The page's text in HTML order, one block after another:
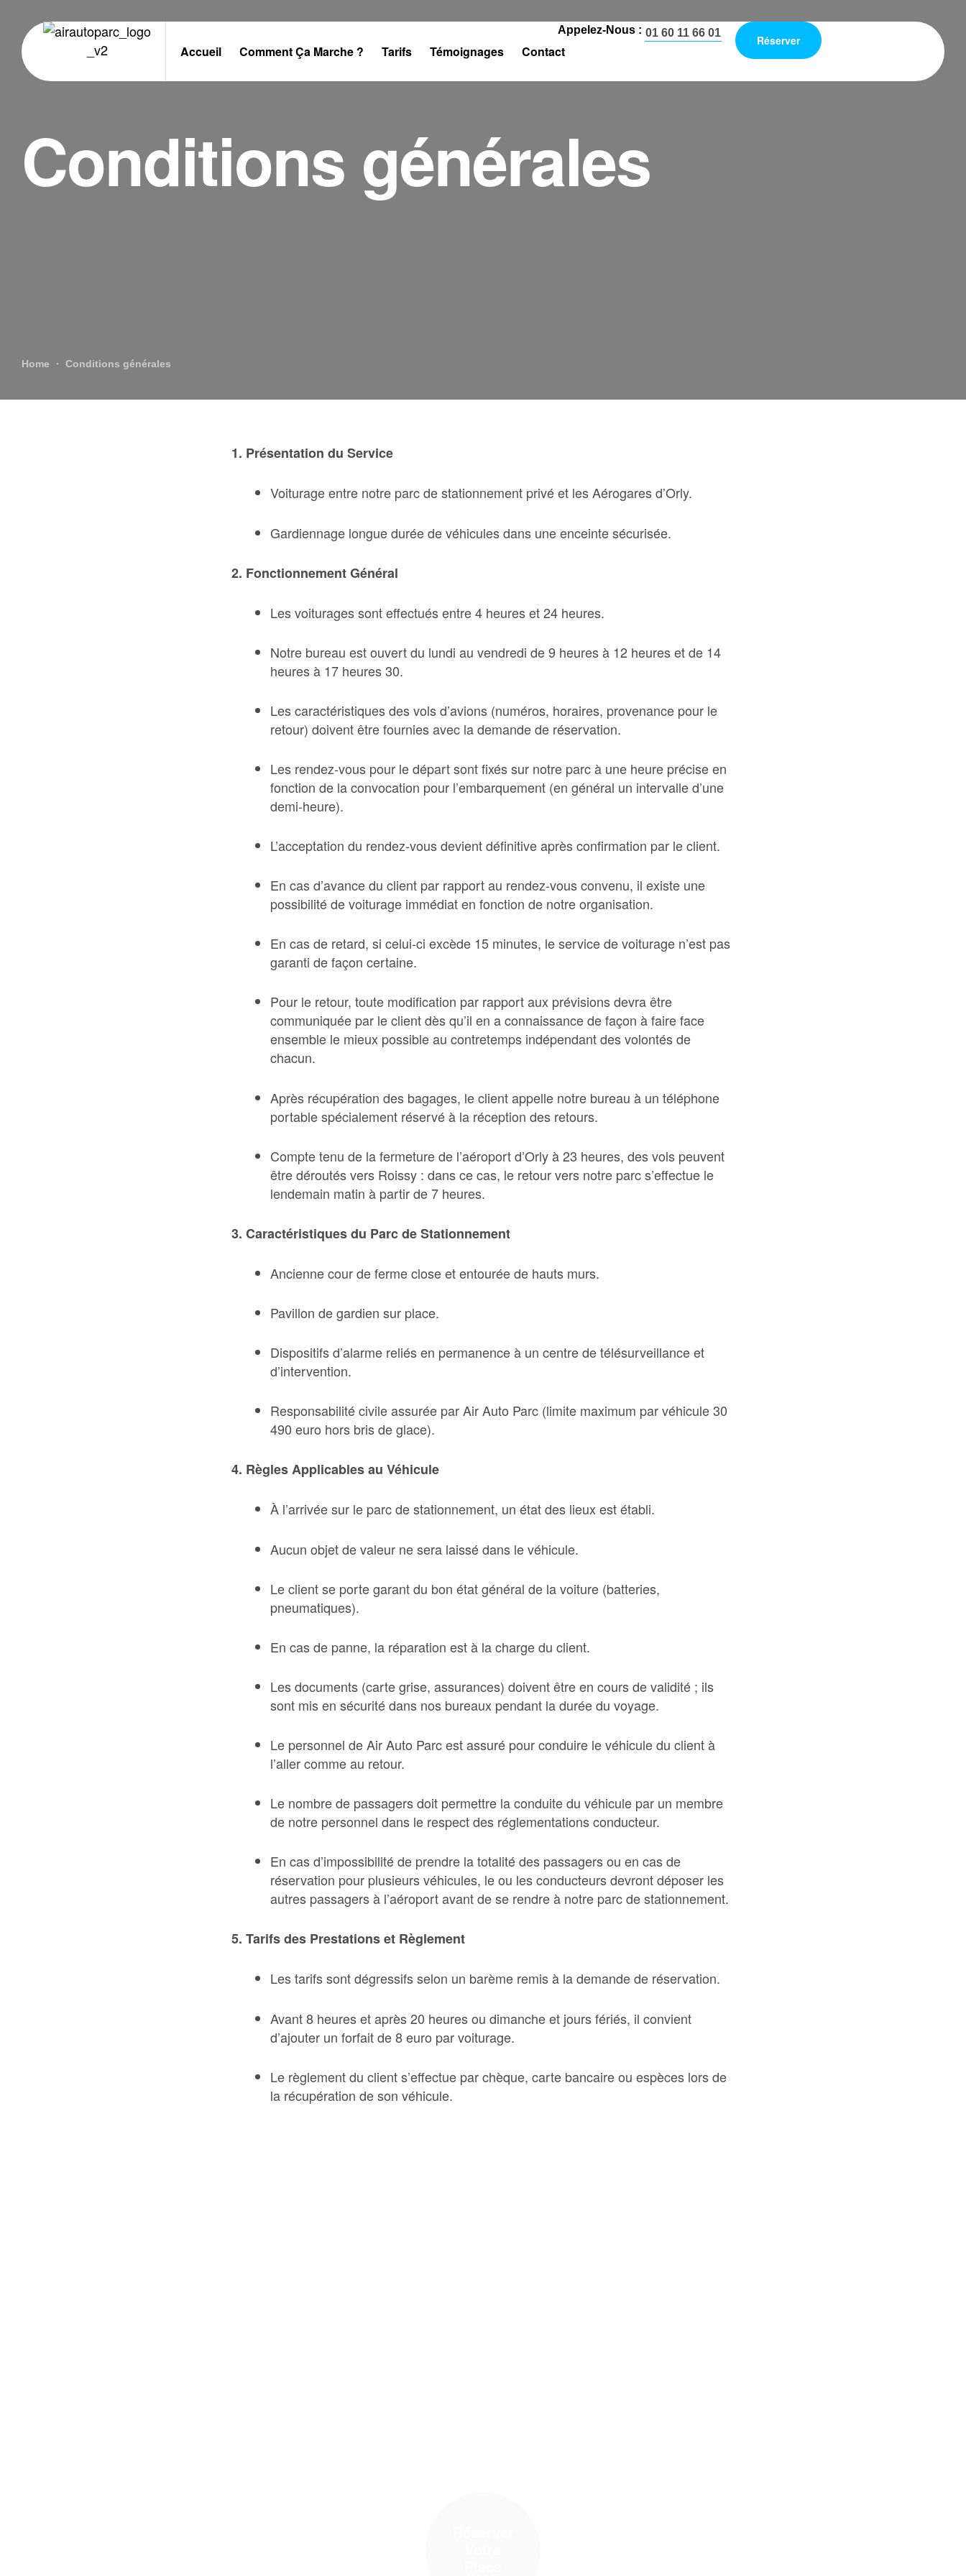
Accueil Comment Ça Marche ? Tarifs Témoignages Contact
Appelez-Nous : 01 60 11 66 01
Réserver
Conditions générales
Home Conditions générales
1. Présentation du Service
Voiturage entre notre parc de stationnement privé et les Aérogares d’Orly.
Gardiennage longue durée de véhicules dans une enceinte sécurisée.
2. Fonctionnement Général
Les voiturages sont effectués entre 4 heures et 24 heures.
Notre bureau est ouvert du lundi au vendredi de 9 heures à 12 heures et de 14
heures à 17 heures 30.
Les caractéristiques des vols d’avions (numéros, horaires, provenance pour le
retour) doivent être fournies avec la demande de réservation.
Les rendez-vous pour le départ sont fixés sur notre parc à une heure précise en
fonction de la convocation pour l’embarquement (en général un intervalle d’une
demi-heure).
L’acceptation du rendez-vous devient définitive après confirmation par le client.
En cas d’avance du client par rapport au rendez-vous convenu, il existe une
possibilité de voiturage immédiat en fonction de notre organisation.
En cas de retard, si celui-ci excède 15 minutes, le service de voiturage n’est pas
garanti de façon certaine.
Pour le retour, toute modification par rapport aux prévisions devra être
communiquée par le client dès qu’il en a connaissance de façon à faire face
ensemble le mieux possible au contretemps indépendant des volontés de
chacun.
Après récupération des bagages, le client appelle notre bureau à un téléphone
portable spécialement réservé à la réception des retours.
Compte tenu de la fermeture de l’aéroport d’Orly à 23 heures, des vols peuvent
être déroutés vers Roissy : dans ce cas, le retour vers notre parc s’effectue le
lendemain matin à partir de 7 heures.
3. Caractéristiques du Parc de Stationnement
Ancienne cour de ferme close et entourée de hauts murs.
Pavillon de gardien sur place.
Dispositifs d’alarme reliés en permanence à un centre de télésurveillance et
d’intervention.
Responsabilité civile assurée par Air Auto Parc (limite maximum par véhicule 30
490 euro hors bris de glace).
4. Règles Applicables au Véhicule
À l’arrivée sur le parc de stationnement, un état des lieux est établi.
Aucun objet de valeur ne sera laissé dans le véhicule.
Le client se porte garant du bon état général de la voiture (batteries,
pneumatiques).
En cas de panne, la réparation est à la charge du client.
Les documents (carte grise, assurances) doivent être en cours de validité ; ils
sont mis en sécurité dans nos bureaux pendant la durée du voyage.
Le personnel de Air Auto Parc est assuré pour conduire le véhicule du client à
l’aller comme au retour.
Le nombre de passagers doit permettre la conduite du véhicule par un membre
de notre personnel dans le respect des réglementations conducteur.
En cas d’impossibilité de prendre la totalité des passagers ou en cas de
réservation pour plusieurs véhicules, le ou les conducteurs devront déposer les
autres passagers à l’aéroport avant de se rendre à notre parc de stationnement.
5. Tarifs des Prestations et Règlement
Les tarifs sont dégressifs selon un barème remis à la demande de réservation.
Avant 8 heures et après 20 heures ou dimanche et jours fériés, il convient
d’ajouter un forfait de 8 euro par voiturage.
Le règlement du client s’effectue par chèque, carte bancaire ou espèces lors de
la récupération de son véhicule.